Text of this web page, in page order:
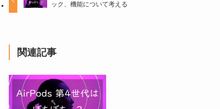
ック、機能について考える
関連記事